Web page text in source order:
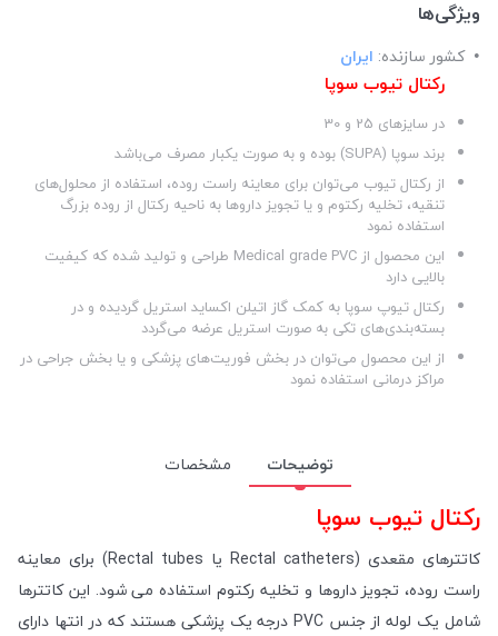
ویژگی‌ها
کشور سازنده: ایران
رکتال تیوب سوپا
در سایزهای 25 و 30
برند سوپا (SUPA) بوده و به صورت یکبار مصرف می‌باشد
از رکتال تیوب می‌توان برای معاینه راست روده، استفاده از محلول‌های
تنقیه، تخلیه رکتوم و یا تجویز داروها به ناحیه رکتال از روده بزرگ
استفاده نمود
این محصول از Medical grade PVC طراحی و تولید شده که کیفیت
بالایی دارد
رکتال تیوپ سوپا به کمک گاز اتیلن اکساید استریل گردیده و در
بسته‌بندی‌های تکی به صورت استریل عرضه می‌گردد
از این محصول می‌توان در بخش فوریت‌های پزشکی و یا بخش جراحی در
مراکز درمانی استفاده نمود
توضیحات مشخصات
رکتال تیوب سوپا
کاتترهای مقعدی (Rectal catheters یا Rectal tubes) برای معاینه
راست روده، تجویز داروها و تخلیه رکتوم استفاده می شود. این کاتترها
شامل یک لوله از جنس PVC درجه یک پزشکی هستند که در انتها دارای